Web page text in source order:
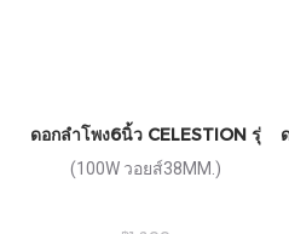
ดอกลำโพง6นิ้ว CELESTION รุ่น
(100W วอยส์38MM.)